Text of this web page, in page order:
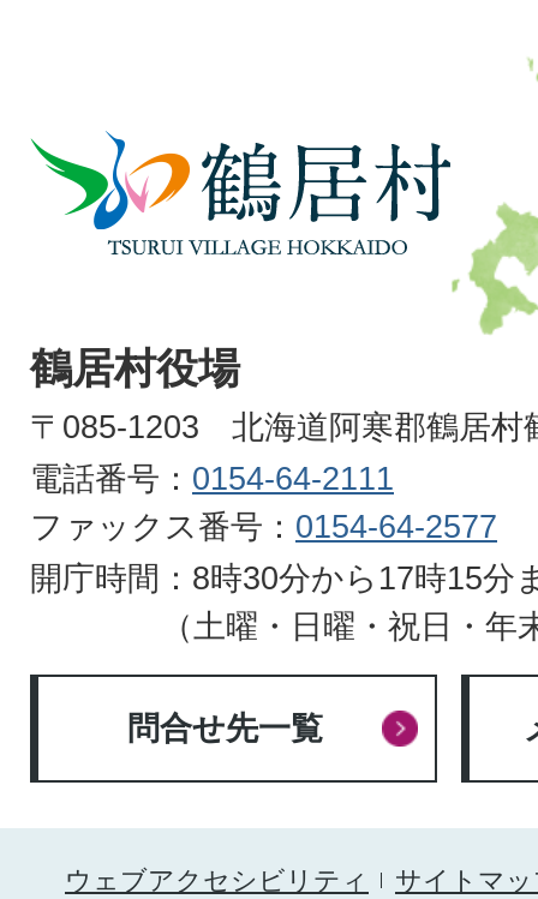
鶴
VILLAGE
HOKKAIDO
鶴居村役場
〒085-1203 北海道阿寒郡鶴居村
電話番号： 0154-64-2111
ファックス番号： 0154-64-2577
開庁時間：8時30分から17時15分
（土曜・日曜・祝日・年
問合せ先一覧
ウェブアクセシビリティ
サイトマ